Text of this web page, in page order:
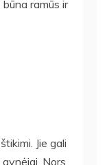
ramūs ir
Jie gali
Nors